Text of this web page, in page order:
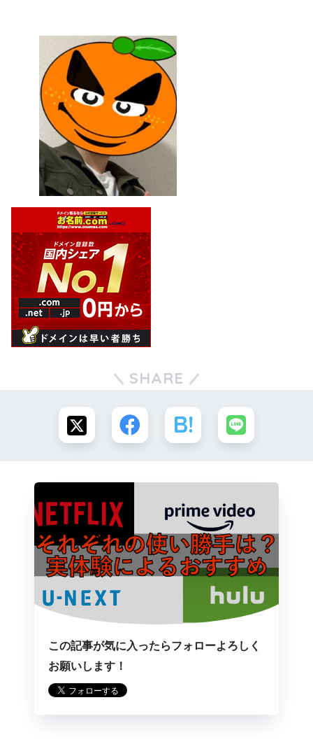
SHARE
この記事が気に入ったらフォローよろしく
お願いします！